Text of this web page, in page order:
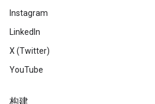
Instagram
LinkedIn
X (Twitter)
YouTube
构建